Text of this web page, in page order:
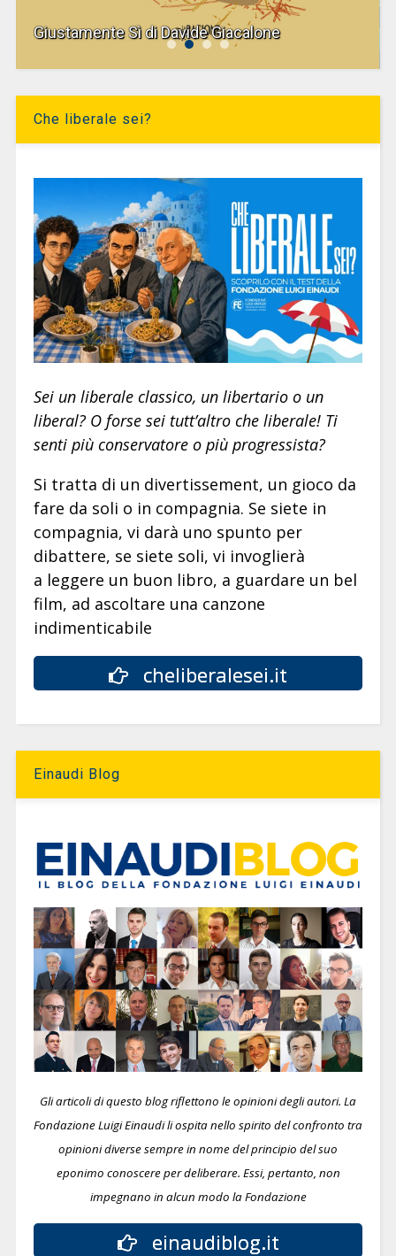
Giustamente Sì di Davide Giacalone
Che liberale sei?
Sei un liberale classico, un libertario o un
liberal? O forse sei tutt’altro che liberale! Ti
senti più conservatore o più progressista?
Si tratta di un divertissement, un gioco da
fare da soli o in compagnia. Se siete in
compagnia, vi darà uno spunto per
dibattere, se siete soli, vi invoglierà
a leggere un buon libro, a guardare un bel
film, ad ascoltare una canzone
indimenticabile
cheliberalesei.it
Einaudi Blog
Gli articoli di questo blog riflettono le opinioni degli autori. La
Fondazione Luigi Einaudi li ospita nello spirito del confronto tra
opinioni diverse sempre in nome del principio del suo
eponimo conoscere per deliberare. Essi, pertanto, non
impegnano in alcun modo la Fondazione
einaudiblog.it